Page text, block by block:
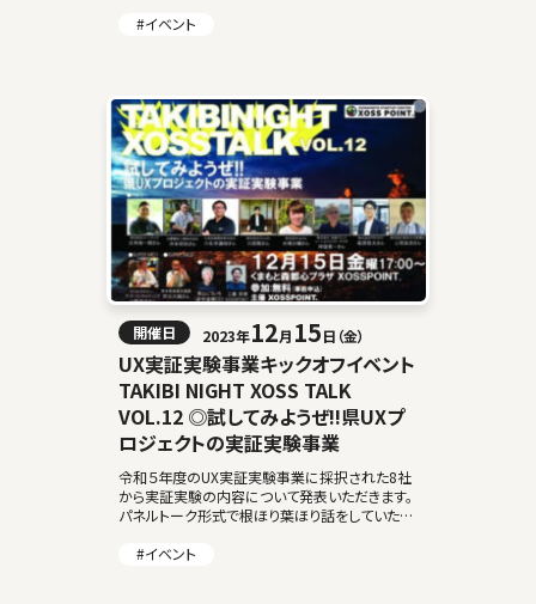
「2 […]
#イベント
UX実証実験事業キックオフイベント
TAKIBI NIGHT XOSS TALK
VOL.12 ◎試してみようぜ!!県UXプ
ロジェクトの実証実験事業
開催日 2023年12月 15日（金）
令和５年度のUX実証実験事業に採択された8社
から実証実験の内容について発表いただきます。
パネルトーク形式で根ほり葉ほり話をしていただ
非ご参加いただき、普段話せないメンバーと […]
#イベント